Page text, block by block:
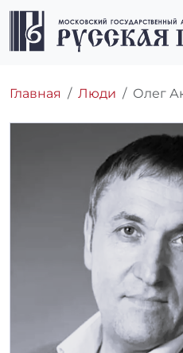
Перейти к содержимому
Перейти к футеру
Главная Люди Олег